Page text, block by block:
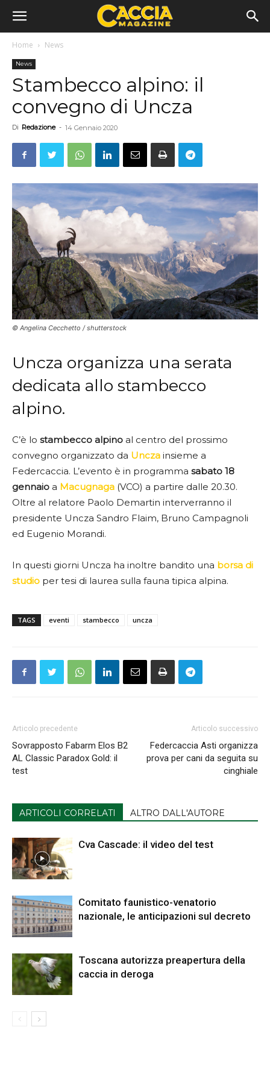
Home News
News
Stambecco alpino: il
convegno di Uncza
Di Redazione - 14 Gennaio 2020
© Angelina Cecchetto / shutterstock
Uncza organizza una serata
dedicata allo stambecco
alpino.
C’è lo stambecco alpino al centro del prossimo
convegno organizzato da Uncza insieme a
Federcaccia. L’evento è in programma sabato 18
gennaio a Macugnaga (VCO) a partire dalle 20.30.
Oltre al relatore Paolo Demartin interverranno il
presidente Uncza Sandro Flaim, Bruno Campagnoli
ed Eugenio Morandi.
In questi giorni Uncza ha inoltre bandito una borsa di
studio per tesi di laurea sulla fauna tipica alpina.
TAGS eventi stambecco uncza
Articolo precedente
Sovrapposto Fabarm Elos B2
AL Classic Paradox Gold: il
test
Articolo successivo
Federcaccia Asti organizza
prova per cani da seguita su
cinghiale
ARTICOLI CORRELATI ALTRO DALL'AUTORE
Cva Cascade: il video del test
Comitato faunistico-venatorio
nazionale, le anticipazioni sul decreto
Toscana autorizza preapertura della
caccia in deroga